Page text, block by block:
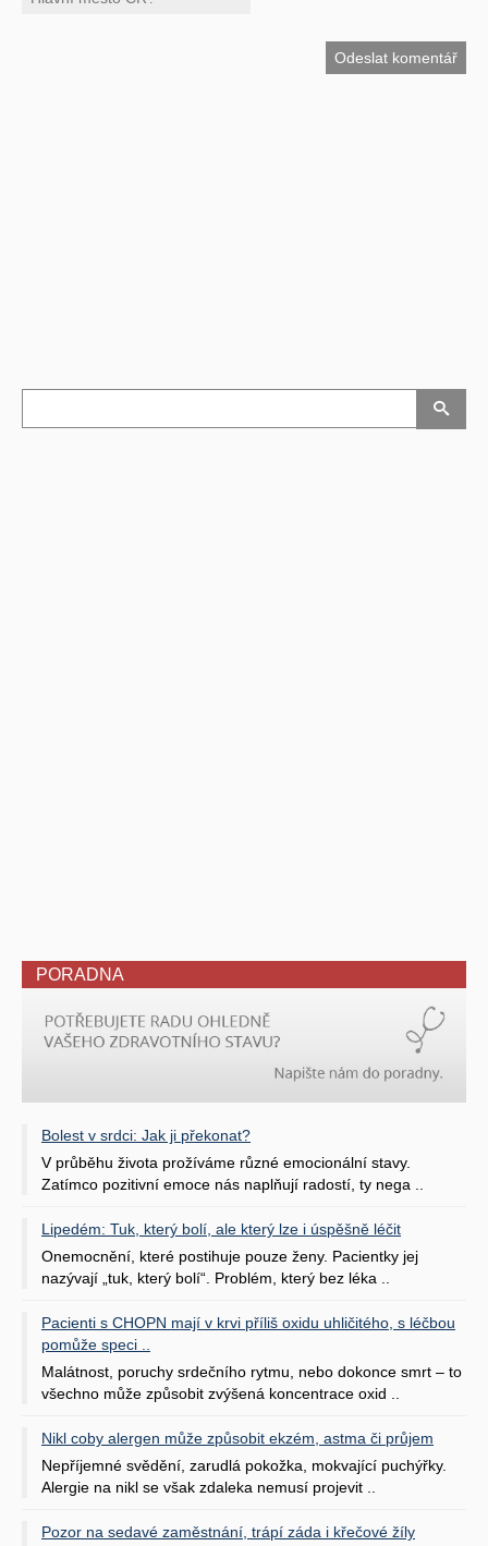
PORADNA
Bolest v srdci: Jak ji překonat?
V průběhu života prožíváme různé emocionální stavy.
Zatímco pozitivní emoce nás naplňují radostí, ty nega ..
Lipedém: Tuk, který bolí, ale který lze i úspěšně léčit
Onemocnění, které postihuje pouze ženy. Pacientky jej
nazývají „tuk, který bolí“. Problém, který bez léka ..
Pacienti s CHOPN mají v krvi příliš oxidu uhličitého, s léčbou
pomůže speci ..
Malátnost, poruchy srdečního rytmu, nebo dokonce smrt – to
všechno může způsobit zvýšená koncentrace oxid ..
Nikl coby alergen může způsobit ekzém, astma či průjem
Nepříjemné svědění, zarudlá pokožka, mokvající puchýřky.
Alergie na nikl se však zdaleka nemusí projevit ..
Pozor na sedavé zaměstnání, trápí záda i křečové žíly